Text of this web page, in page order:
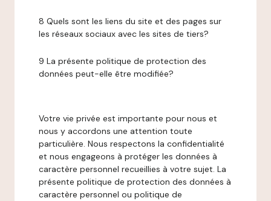
8 Quels sont les liens du site et des pages sur
les réseaux sociaux avec les sites de tiers?
9 La présente politique de protection des
données peut-elle être modifiée?
Votre vie privée est importante pour nous et
nous y accordons une attention toute
particulière. Nous respectons la confidentialité
et nous engageons à protéger les données à
caractère personnel recueillies à votre sujet. La
présente politique de protection des données à
caractère personnel ou politique de